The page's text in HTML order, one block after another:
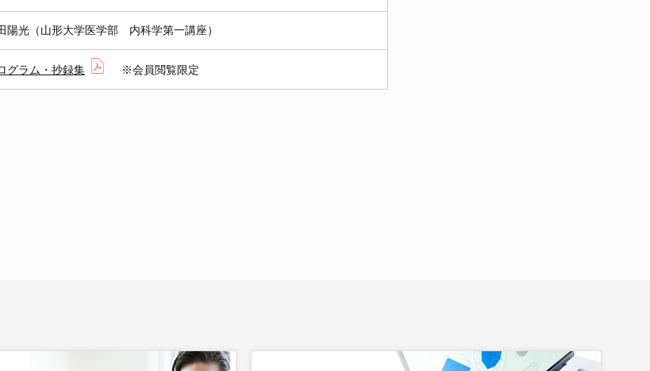
陽光（山形大学医学部 内科学第一講座）
グラム・抄録集 ※会員閲覧限定